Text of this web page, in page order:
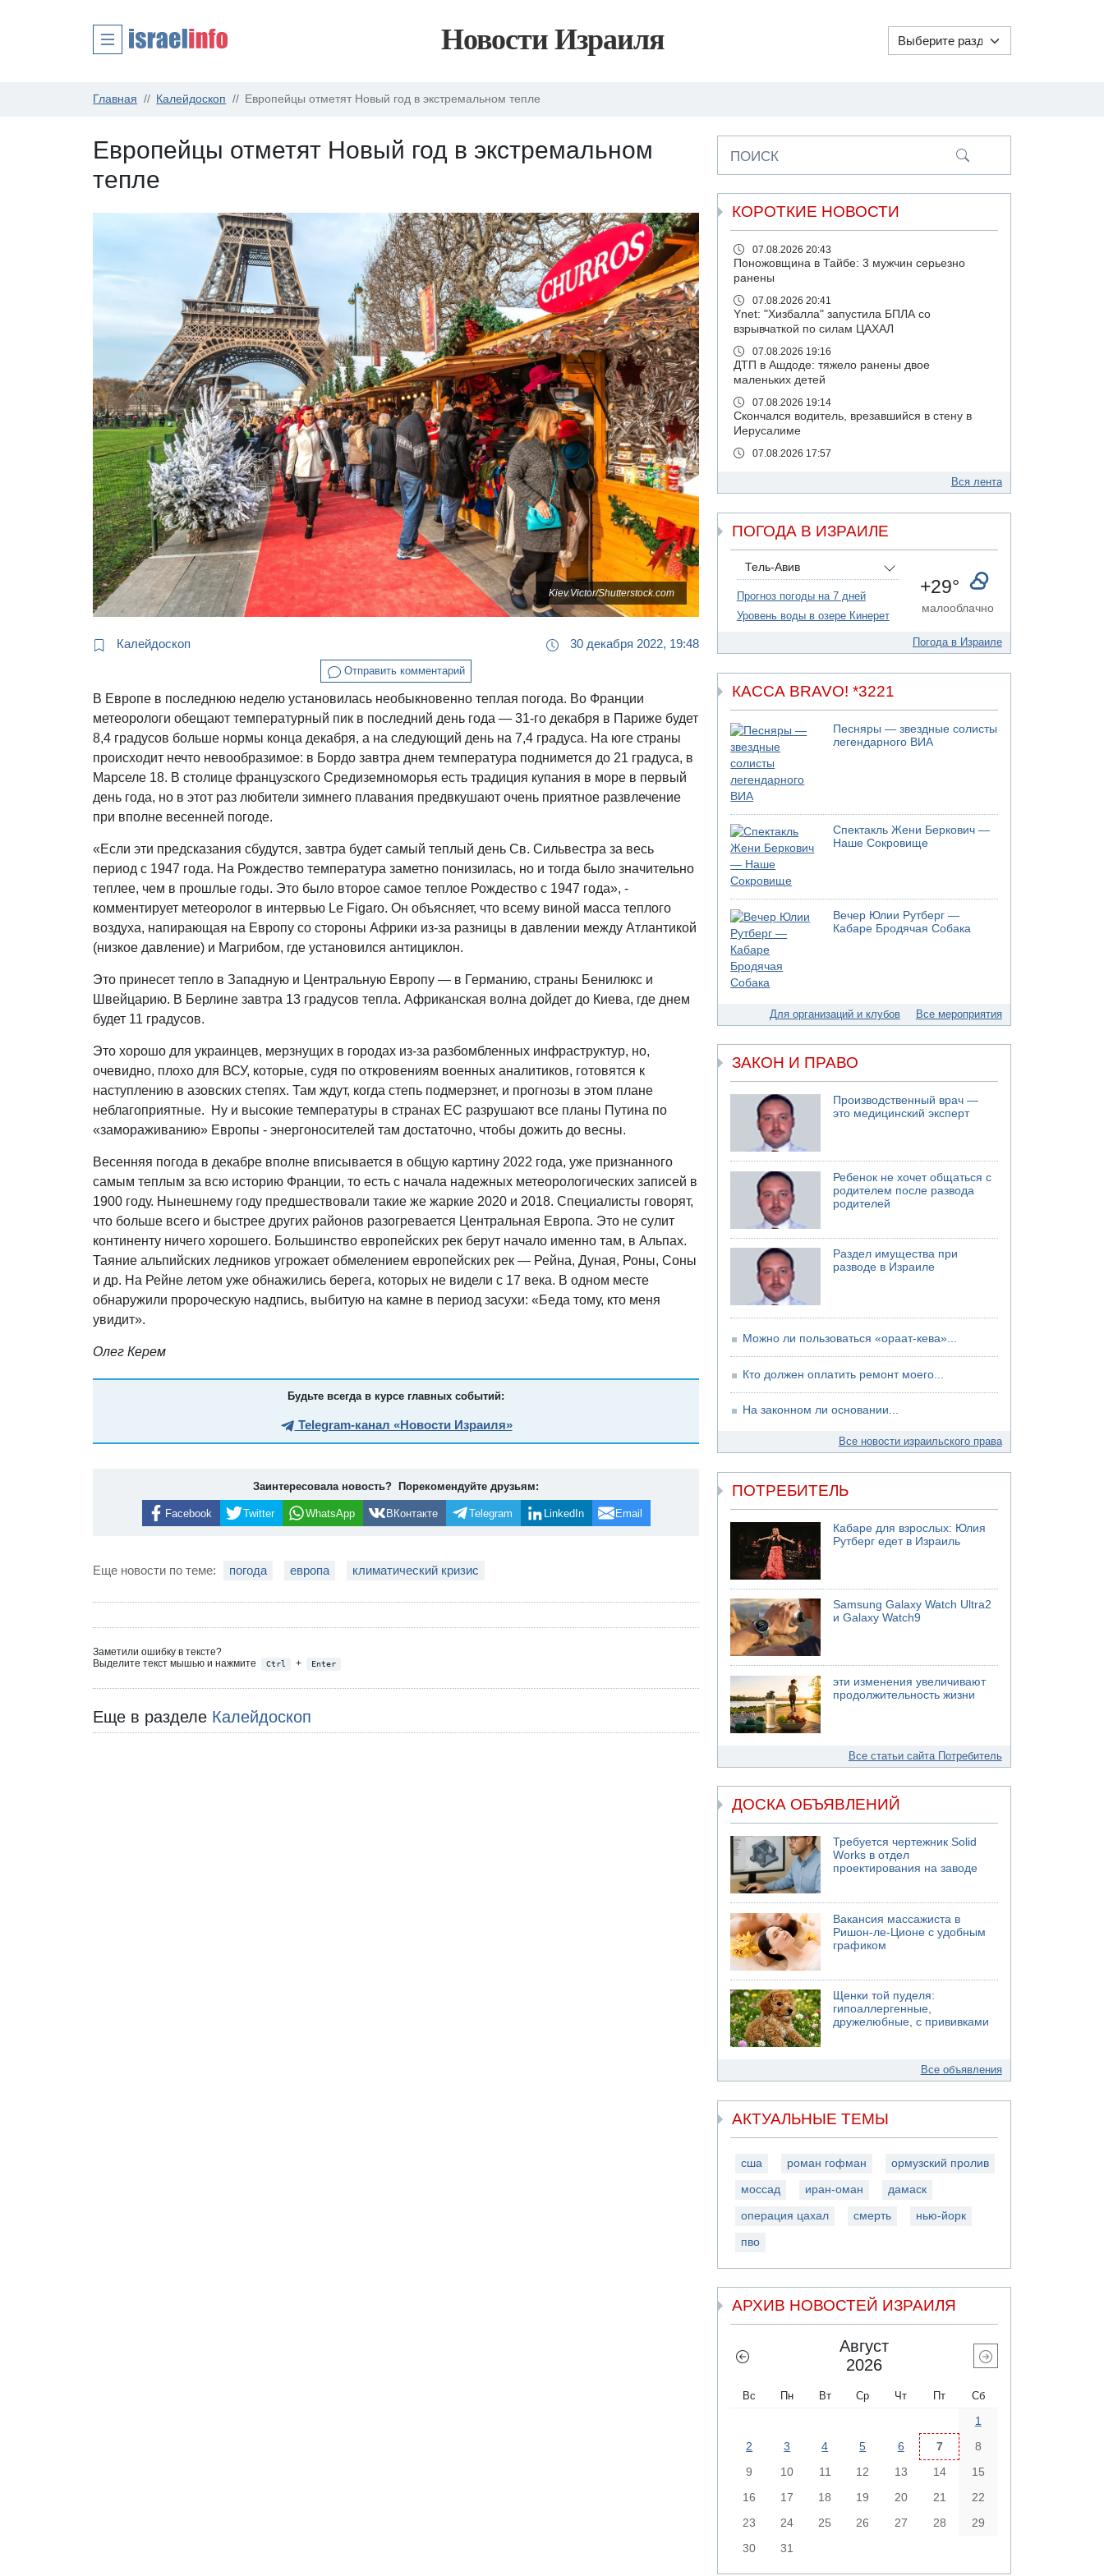
Новости Израиля
Главная Калейдоскоп Европейцы отметят Новый год в экстремальном тепле
Европейцы отметят Новый год в экстремальном
тепле
Kiev.Victor/Shutterstock.com
Калейдоскоп 30 декабря 2022, 19:48
Отправить комментарий
В Европе в последнюю неделю установилась необыкновенно теплая погода. Во Франции
метеорологи обещают температурный пик в последний день года — 31-го декабря в Париже будет
8,4 градусов больше нормы конца декабря, а на следующий день на 7,4 градуса. На юге страны
происходит нечто невообразимое: в Бордо завтра днем температура поднимется до 21 градуса, в
Марселе 18. В столице французского Средиземноморья есть традиция купания в море в первый
день года, но в этот раз любители зимнего плавания предвкушают очень приятное развлечение
при вполне весенней погоде.
«Если эти предсказания сбудутся, завтра будет самый теплый день Св. Сильвестра за весь
период с 1947 года. На Рождество температура заметно понизилась, но и тогда было значительно
теплее, чем в прошлые годы. Это было второе самое теплое Рождество с 1947 года», -
комментирует метеоролог в интервью Le Figaro. Он объясняет, что всему виной масса теплого
воздуха, напирающая на Европу со стороны Африки из-за разницы в давлении между Атлантикой
(низкое давление) и Магрибом, где установился антициклон.
Это принесет тепло в Западную и Центральную Европу — в Германию, страны Бенилюкс и
Швейцарию. В Берлине завтра 13 градусов тепла. Африканская волна дойдет до Киева, где днем
будет 11 градусов.
Это хорошо для украинцев, мерзнущих в городах из-за разбомбленных инфраструктур, но,
очевидно, плохо для ВСУ, которые, судя по откровениям военных аналитиков, готовятся к
наступлению в азовских степях. Там ждут, когда степь подмерзнет, и прогнозы в этом плане
неблагоприятные. Ну и высокие температуры в странах ЕС разрушают все планы Путина по
«замораживанию» Европы - энергоносителей там достаточно, чтобы дожить до весны.
Весенняя погода в декабре вполне вписывается в общую картину 2022 года, уже признанного
самым теплым за всю историю Франции, то есть с начала надежных метеорологических записей в
1900 году. Нынешнему году предшествовали такие же жаркие 2020 и 2018. Специалисты говорят,
что больше всего и быстрее других районов разогревается Центральная Европа. Это не сулит
континенту ничего хорошего. Большинство европейских рек берут начало именно там, в Альпах.
Таяние альпийских ледников угрожает обмелением европейских рек — Рейна, Дуная, Роны, Соны
и др. На Рейне летом уже обнажились берега, которых не видели с 17 века. В одном месте
обнаружили пророческую надпись, выбитую на камне в период засухи: «Беда тому, кто меня
увидит».
Олег Керем
Будьте всегда в курсе главных событий:
Telegram-канал «Новости Израиля»
Заинтересовала новость? Порекомендуйте друзьям:
Facebook Twitter WhatsApp ВКонтакте Telegram LinkedIn Email
Еще новости по теме: погода европа климатический кризис
Заметили ошибку в тексте?
Выделите текст мышью и нажмите
Ctrl + Enter
Еще в разделе Калейдоскоп
ПОИСК
КОРОТКИЕ НОВОСТИ
07.08.2026 20:43
Поножовщина в Тайбе: 3 мужчин серьезно
ранены
07.08.2026 20:41
Ynet: "Хизбалла" запустила БПЛА со
взрывчаткой по силам ЦАХАЛ
07.08.2026 19:16
ДТП в Ашдоде: тяжело ранены двое
маленьких детей
07.08.2026 19:14
Скончался водитель, врезавшийся в стену в
Иерусалиме
07.08.2026 17:57
подозреваемого в коррупционных
отношениях с Йоавом Элиаси
07.08.2026 17:51
БАГАЦ отказался заморозить лишение
налоговых льгот для уклонистов-харедим
07.08.2026 17:48
В Иерусалиме водитель врезался в забор и
07.08.2026 13:47
Ливанская армия сообщила о ранении
солдата
Моджтаба Хаменеи в плохом состоянии
07.08.2026 11:55
Министр обороны ушел с заседания кабинета
на свадьбу
Саудовская Аравия опасается нападения
хуситов и иракских ополченцев
07.08.2026 08:29
В Бат-Яме утонул мужчина
07.08.2026 08:29
Стрельба в школе Таиланда
07.08.2026 06:47
Недалеко от Бейт-Шемеша погиб
велосипедист
07.08.2026 06:24
хуситов
И еще иранские агенты
06.08.2026 13:13
Арестованы двое подозреваемых в стрельбе
по электрической компании
06.08.2026 13:07
Возле Кирьят-Арбы пожар на местности
06.08.2026 12:06
США не будут давить на Израиль в вопросе
Ливана
06.08.2026 11:41
Трое подростков ограбили сексшоп в Холоне
Вся лента
ПОГОДА В ИЗРАИЛЕ
Тель-Авив
Прогноз погоды на 7 дней
Уровень воды в озере Кинерет
+29°
малооблачно
Погода в Израиле
КАССА BRAVO! *3221
Песняры — звездные солисты
легендарного ВИА
Спектакль Жени Беркович —
Наше Сокровище
Вечер Юлии Рутберг —
Кабаре Бродячая Собака
Для организаций и клубов Все мероприятия
ЗАКОН И ПРАВО
Производственный врач —
это медицинский эксперт
Ребенок не хочет общаться с
родителем после развода
родителей
Раздел имущества при
разводе в Израиле
Можно ли пользоваться «ораат-кева»...
Кто должен оплатить ремонт моего...
На законном ли основании...
Все новости израильского права
ПОТРЕБИТЕЛЬ
Кабаре для взрослых: Юлия
Рутберг едет в Израиль
Samsung Galaxy Watch Ultra2
и Galaxy Watch9
эти изменения увеличивают
продолжительность жизни
Все статьи сайта Потребитель
ДОСКА ОБЪЯВЛЕНИЙ
Требуется чертежник Solid
Works в отдел
проектирования на заводе
Вакансия массажиста в
Ришон-ле-Ционе с удобным
графиком
Щенки той пуделя:
гипоаллергенные,
дружелюбные, с прививками
Все объявления
АКТУАЛЬНЫЕ ТЕМЫ
сша роман гофман ормузский пролив
моссад иран-оман дамаск
операция цахал смерть нью-йорк
пво
АРХИВ НОВОСТЕЙ ИЗРАИЛЯ
Август
2026
Вс Пн Вт Ср Чт Пт Сб
1
2
3 4 5 6 7
8
9
10 11 12 13 14
15
16
17 18 19 20 21
22
23
24 25 26 27 28
29
30
31